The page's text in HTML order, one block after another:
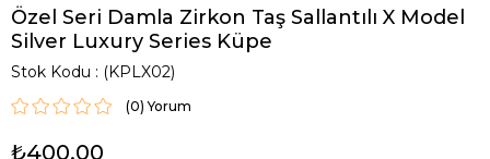
Özel Seri Damla Zirkon Taş Sallantılı X Model
Silver Luxury Series Küpe
Stok Kodu (KPLX02)
(0)
₺400,00